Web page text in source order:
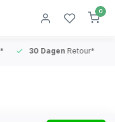
0
30 DagenRetour*